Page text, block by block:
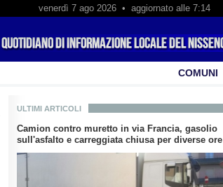
venerdì 7 ago 2026 • aggiornato alle 7:14
COMUNI
ULTIMI ARTICOLI
Camion contro muretto in via Francia, gasolio
sull'asfalto e carreggiata chiusa per diverse ore